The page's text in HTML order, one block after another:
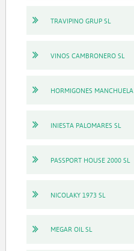
TRAVIPINO GRUP SL
VINOS CAMBRONERO SL
HORMIGONES MANCHUELA
INIESTA PALOMARES SL
PASSPORT HOUSE 2000 SL
NICOLAKY 1973 SL
MEGAR OIL SL